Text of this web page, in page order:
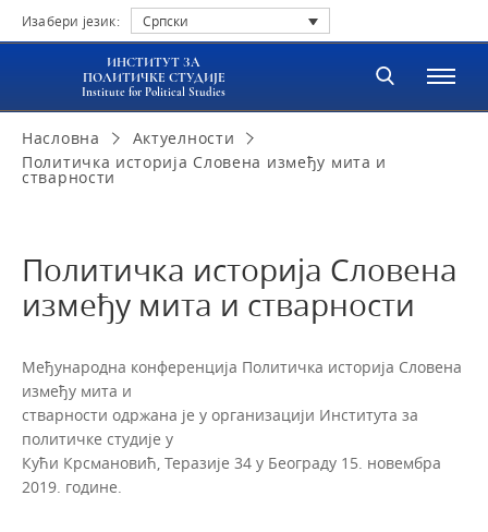
Изабери језик: Српски
ИНСТИТУТ ЗА
ПОЛИТИЧКЕ СТУДИЈЕ
Institute for Political Studies
Насловна
Актуелности
Политичка историја Словена између мита и
стварности
Политичка историја Словена
између мита и стварности
Међународна конференција Политичка историја Словена
између мита и
стварности одржана је у организацији Института за
политичке студије у
Кући Крсмановић, Теразије 34 у Београду 15. новембра
2019. године.